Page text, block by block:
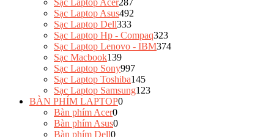
Sạc Laptop Acer287
Sạc Laptop Asus492
Sạc Laptop Dell333
Sạc Laptop Hp - Compaq323
Sạc Laptop Lenovo - IBM374
Sạc Macbook139
Sạc Laptop Sony997
Sạc Laptop Toshiba145
Sạc Laptop Samsung123
BÀN PHÍM LAPTOP0
Bàn phím Acer0
Bàn phím Asus0
Bàn phím Dell0